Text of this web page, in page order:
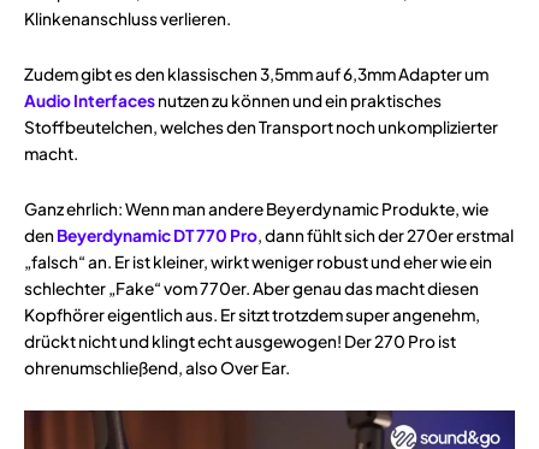
Klinkenanschluss verlieren.
Zudem gibt es den klassischen 3,5mm auf 6,3mm Adapter um
Audio Interfacesnutzen zu können und ein praktisches
Stoffbeutelchen, welches den Transport noch unkomplizierter
macht.
Ganz ehrlich: Wenn man andere Beyerdynamic Produkte, wie
denBeyerdynamic DT 770 Pro, dann fühlt sich der 270er erstmal
„falsch“ an. Er ist kleiner, wirkt weniger robust und eher wie ein
schlechter „Fake“ vom 770er. Aber genau das macht diesen
Kopfhörer eigentlich aus. Er sitzt trotzdem super angenehm,
drückt nicht und klingt echt ausgewogen! Der 270 Pro ist
ohrenumschließend, also Over Ear.